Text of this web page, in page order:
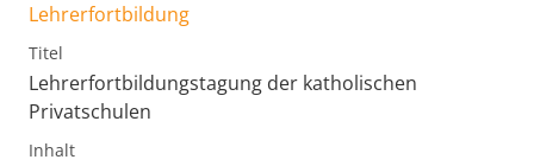
Lehrerfortbildung
Titel
Lehrerfortbildungstagung der katholischen
Privatschulen
Inhalt